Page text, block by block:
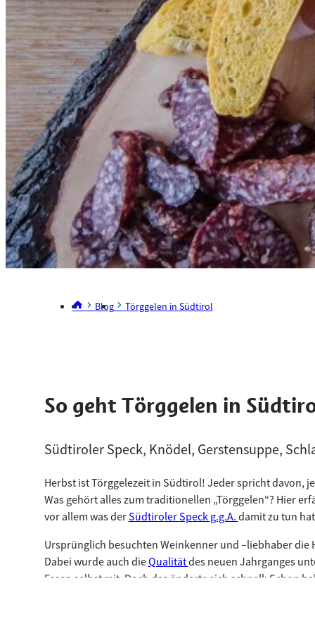
Blog Törggelen in Südtirol
So geht Törggelen in
Südtiroler Speck, Knödel, Gerstensuppe,
Herbst ist Törggelezeit in Südtirol! Jeder spricht davon,
Was gehört alles zum traditionellen „Törggelen“? Hier
vor allem was derSüdtiroler Speck g.g.A. damit zu tun
Ursprünglich besuchten Weinkenner und –liebhaber
Dabei wurde auch dieQualitätdes neuen Jahrganges
Essen selbst mit. Doch das änderte sich schnell: Schon